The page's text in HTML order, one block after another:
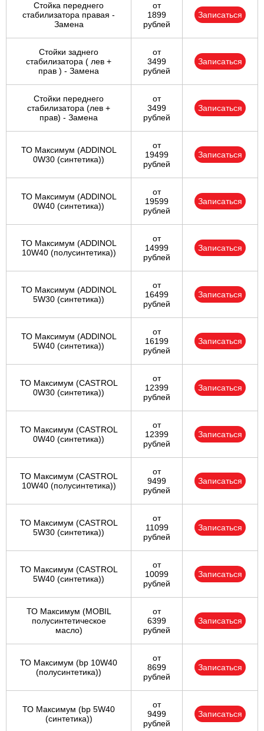
Стойка переднего
стабилизатора правая -
Замена
от
1899
рублей
Записаться
Стойки заднего
стабилизатора ( лев +
прав ) - Замена
от
3499
рублей
Записаться
Стойки переднего
стабилизатора (лев +
прав) - Замена
от
3499
рублей
Записаться
ТО Максимум (ADDINOL
0W30 (синтетика))
от
19499
рублей
Записаться
ТО Максимум (ADDINOL
0W40 (синтетика))
от
19599
рублей
Записаться
ТО Максимум (ADDINOL
10W40 (полусинтетика))
от
14999
рублей
Записаться
ТО Максимум (ADDINOL
5W30 (синтетика))
от
16499
рублей
Записаться
ТО Максимум (ADDINOL
5W40 (синтетика))
от
16199
рублей
Записаться
ТО Максимум (CASTROL
0W30 (синтетика))
от
12399
рублей
Записаться
ТО Максимум (CASTROL
0W40 (синтетика))
от
12399
рублей
Записаться
ТО Максимум (CASTROL
10W40 (полусинтетика))
от
9499
рублей
Записаться
ТО Максимум (CASTROL
5W30 (синтетика))
от
11099
рублей
Записаться
ТО Максимум (CASTROL
5W40 (синтетика))
от
10099
рублей
Записаться
ТО Максимум (MOBIL
полуcинтетическое
масло)
от
6399
рублей
Записаться
ТО Максимум (bp 10W40
(полусинтетика))
от
8699
рублей
Записаться
ТО Максимум (bp 5W40
(синтетика))
от
9499
рублей
Записаться